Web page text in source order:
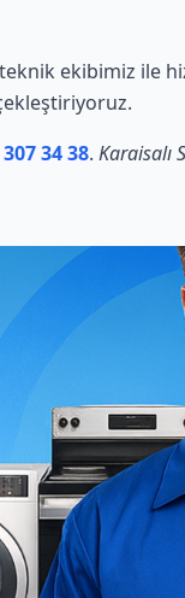
ekibimiz ile
34 38. Karaisalı